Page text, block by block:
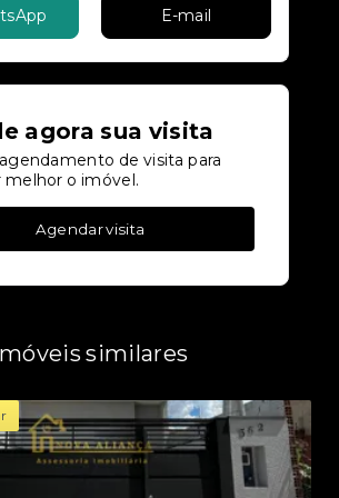
E-mail
agora sua visita
de visita para
melhor o imóvel.
Agendar visita
similares